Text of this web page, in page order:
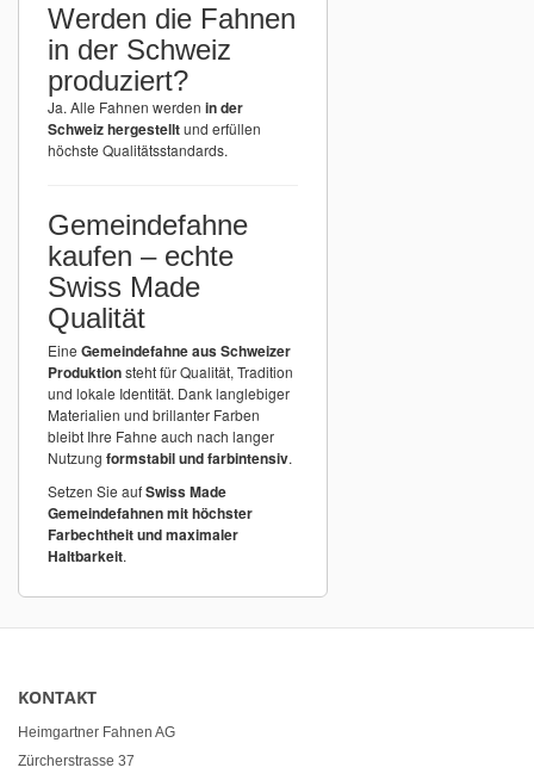
Werden die Fahnen
in der Schweiz
produziert?
Ja. Alle Fahnen werden in der
Schweiz hergestelltund erfüllen
höchste Qualitätsstandards.
Gemeindefahne
kaufen – echte
Swiss Made
Qualität
Eine Gemeindefahne aus Schweizer
Produktionsteht für Qualität, Tradition
und lokale Identität. Dank langlebiger
Materialien und brillanter Farben
bleibt Ihre Fahne auch nach langer
Nutzung formstabil und farbintensiv.
Setzen Sie aufSwiss Made
Gemeindefahnen mit höchster
Farbechtheit und maximaler
Haltbarkeit.
KONTAKT
Heimgartner Fahnen AG
Zürcherstrasse 37